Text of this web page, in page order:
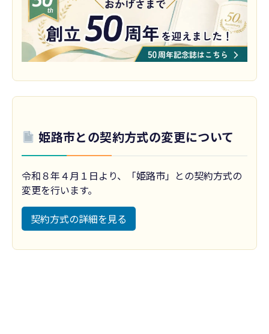
姫路市との契約方式の変更について
令和８年４月１日より、「姫路市」との契約方式の
変更を行います。
契約方式の詳細を見る